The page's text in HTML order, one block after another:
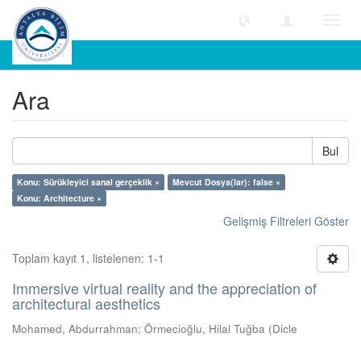
Ara
Ara
Bul
Konu: Sürükleyici sanal gerçeklik ×
Mevcut Dosya(lar): false ×
Konu: Architecture ×
Gelişmiş Filtreleri Göster
Toplam kayıt 1, listelenen: 1-1
Immersive virtual reality and the appreciation of
architectural aesthetics
Mohamed, Abdurrahman; Örmecioğlu, Hilal Tuğba (Dicle